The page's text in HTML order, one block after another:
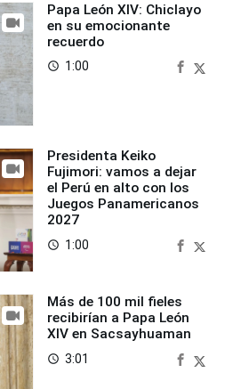
Papa León XIV: Chiclayo
en su emocionante
recuerdo
access_time 1:00
Presidenta Keiko
Fujimori: vamos a dejar
el Perú en alto con los
Juegos Panamericanos
2027
access_time 1:00
Más de 100 mil fieles
recibirían a Papa León
XIV en Sacsayhuaman
access_time 3:01